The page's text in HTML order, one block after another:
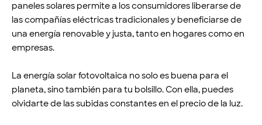
paneles solares permite a los consumidores liberarse de
las compañías eléctricas tradicionales y beneficiarse de
una energía renovable y justa, tanto en hogares como en
empresas.
La energía solar fotovoltaica no solo es buena para el
planeta, sino también para tu bolsillo. Con ella, puedes
olvidarte de las subidas constantes en el precio de la luz.